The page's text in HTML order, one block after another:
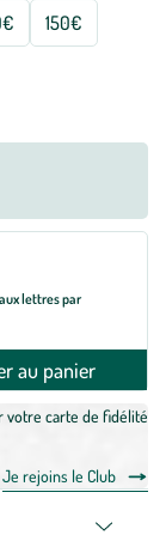
150€
lettres par
au panier
votre carte de fidélité
Je rejoins le Club